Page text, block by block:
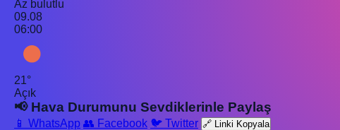
Az bulutlu
09.08
06:00
21°
Açık
📢 Hava Durumunu Sevdiklerinle Paylaş
📱 WhatsApp 👥 Facebook 🐦 Twitter 🔗 Linki Kopyala